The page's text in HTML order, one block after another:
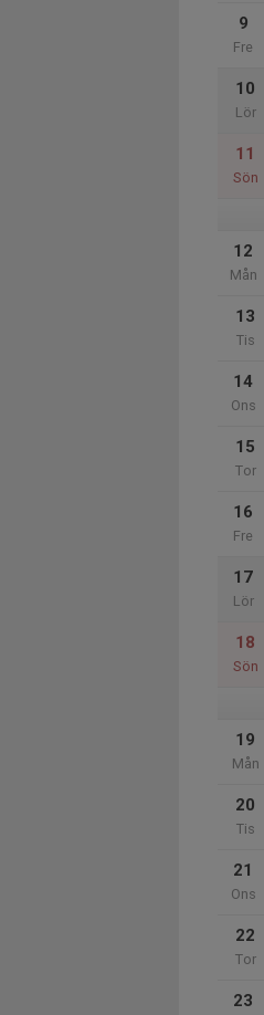
9
Fre
10
Lör
11
Sön
12
Mån
13
Tis
14
Ons
15
Tor
16
Fre
17
Lör
18
Sön
19
Mån
20
Tis
21
Ons
22
Tor
23